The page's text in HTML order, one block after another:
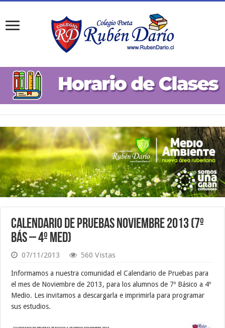
Calendario de Pruebas Noviembre 2013 (7º
Bás – 4º Med)
07/11/2013 560 Vistas
Informamos a nuestra comunidad el Calendario de Pruebas para
el mes de Noviembre de 2013, para los alumnos de 7º Básico a 4º
Medio. Les invitamos a descargarla e imprimirla para programar
sus estudios.